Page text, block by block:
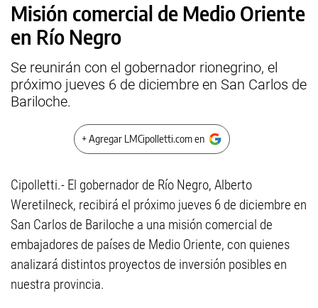
Misión comercial de Medio Oriente
en Río Negro
Se reunirán con el gobernador rionegrino, el
próximo jueves 6 de diciembre en San Carlos de
Bariloche.
+ Agregar LMCipolletti.com en
Cipolletti.- El gobernador de Río Negro, Alberto
Weretilneck, recibirá el próximo jueves 6 de diciembre en
San Carlos de Bariloche a una misión comercial de
embajadores de países de Medio Oriente, con quienes
analizará distintos proyectos de inversión posibles en
nuestra provincia.